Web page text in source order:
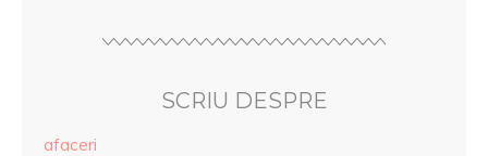
SCRIU DESPRE
afaceri